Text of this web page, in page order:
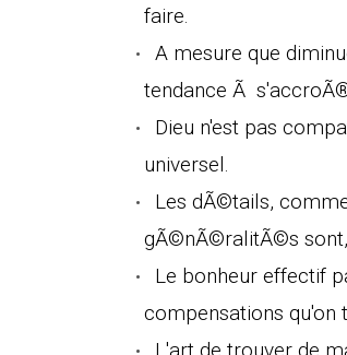
faire.
A mesure que
tendance Ã
Dieu n'est pas
universel.
Les dÃ©tails,
gÃ©nÃ©ralitÃ©s sont,
Le bonheur effectif
compensations qu'on